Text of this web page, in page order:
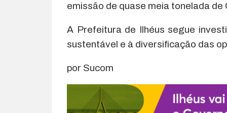
emissão de quase meia tonelada de
A Prefeitura de Ilhéus segue
sustentável e à diversificação das
por Sucom